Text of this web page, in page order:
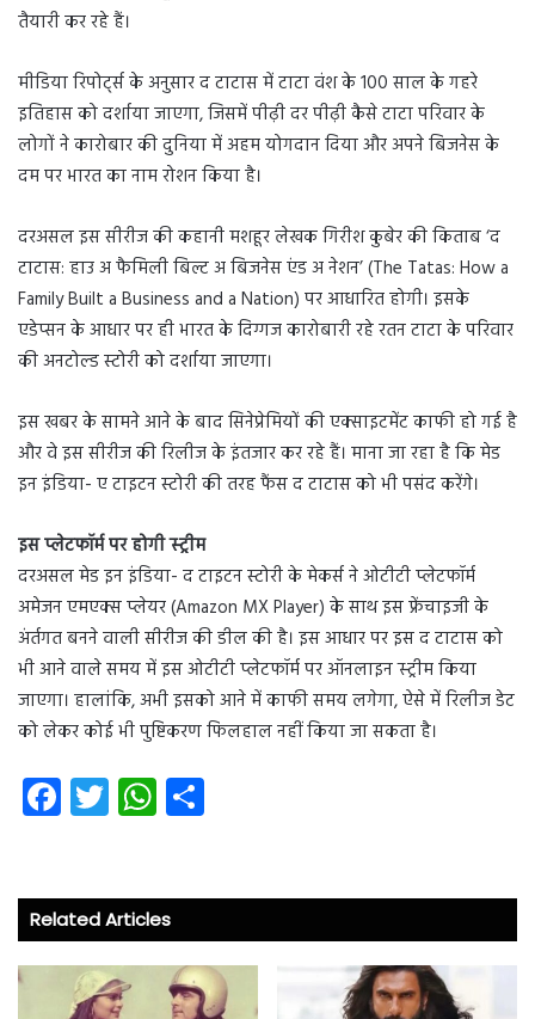
तैयारी कर रहे हैं।
मीडिया रिपोर्ट्स के अनुसार द टाटास में टाटा वंश के 100 साल के गहरे
इतिहास को दर्शाया जाएगा, जिसमें पीढ़ी दर पीढ़ी कैसे टाटा परिवार के
लोगों ने कारोबार की दुनिया में अहम योगदान दिया और अपने बिजनेस के
दम पर भारत का नाम रोशन किया है।
दरअसल इस सीरीज की कहानी मशहूर लेखक गिरीश कुबेर की किताब ‘द
टाटास: हाउ अ फैमिली बिल्ट अ बिजनेस एंड अ नेशन’ (The Tatas: How a
Family Built a Business and a Nation) पर आधारित होगी। इसके
एडेप्सन के आधार पर ही भारत के दिग्गज कारोबारी रहे रतन टाटा के परिवार
की अनटोल्ड स्टोरी को दर्शाया जाएगा।
इस खबर के सामने आने के बाद सिनेप्रेमियों की एक्साइटमेंट काफी हो गई है
और वे इस सीरीज की रिलीज के इंतजार कर रहे हैं। माना जा रहा है कि मेड
इन इंडिया- ए टाइटन स्टोरी की तरह फैंस द टाटास को भी पसंद करेंगे।
इस प्लेटफॉर्म पर होगी स्ट्रीम
दरअसल मेड इन इंडिया- द टाइटन स्टोरी के मेकर्स ने ओटीटी प्लेटफॉर्म
अमेजन एमएक्स प्लेयर (Amazon MX Player) के साथ इस फ्रेंचाइजी के
अंर्तगत बनने वाली सीरीज की डील की है। इस आधार पर इस द टाटास को
भी आने वाले समय में इस ओटीटी प्लेटफॉर्म पर ऑनलाइन स्ट्रीम किया
जाएगा। हालांकि, अभी इसको आने में काफी समय लगेगा, ऐसे में रिलीज डेट
को लेकर कोई भी पुष्टिकरण फिलहाल नहीं किया जा सकता है।
Fa
ce
o
ok
T
wi
er
W
ha
A
p
p
Related Articles